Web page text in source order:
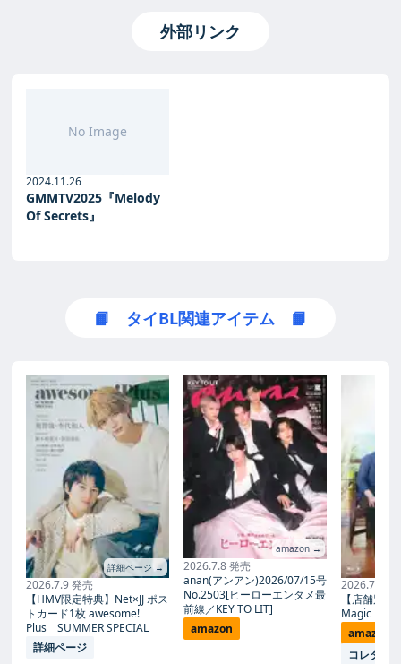
外部リンク
No Image
2024.11.26
GMMTV2025『Melody
Of Secrets』
📙 タイBL関連アイテム 📙
詳細ページ →
2026.7.9 発売
【HMV限定特典】Net×JJ ポス
トカード1枚 awesome!
Plus SUMMER SPECIAL
詳細ページ
amazon →
2026.7.8 発売
anan(アンアン)2026/07/15号
No.2503[ヒーローエンタメ最
前線／KEY TO LIT]
amazon
2026.7.27
【店舗別
Magic
amazon
コレタメ